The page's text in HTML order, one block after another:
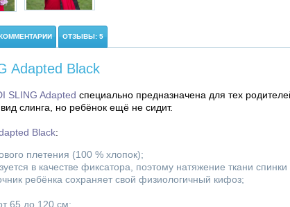
ОТЗЫВЫ: 5
Adapted Black
SLING Adapted специально предназначена для тех
слинга, но ребёнок ещё не сидит.
Black:
плетения (100 % хлопок);
в качестве фиксатора, поэтому натяжение ткани
ребёнка сохраняет свой физиологичный кифоз;
65 до 120 см;